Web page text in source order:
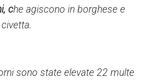
che agiscono in borghese e
sono state elevate 22 multe